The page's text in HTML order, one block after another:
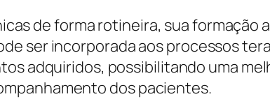
de forma rotineira, sua
ser incorporada aos processos
adquiridos, possibilitando uma
dos pacientes.